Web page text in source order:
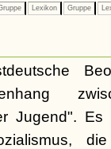
Lexikon Gruppe
Jugend".